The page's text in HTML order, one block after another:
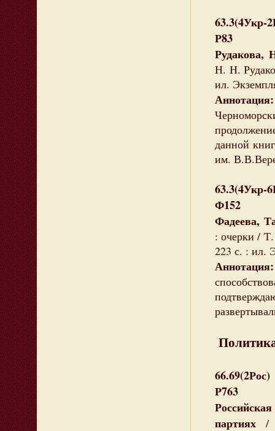
63.3(4Укр-
Р83
Рудакова,
Н. Н.
ил.
Аннотация:
данной
им.
63.3(4Укр-
Ф152
Фадеева,
: очерки /
223 с. : ил.
Аннотация:
66.69(2Рос)
Р763
партиях /